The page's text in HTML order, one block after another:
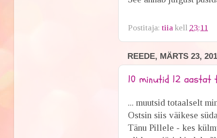
Postitaja:tiia kell 23:11
REEDE, MÄRTS 23,
10 minutid 12 aastat
... muutsid totaalselt
Ostsin siis väikese
Tänu Pillele - kes